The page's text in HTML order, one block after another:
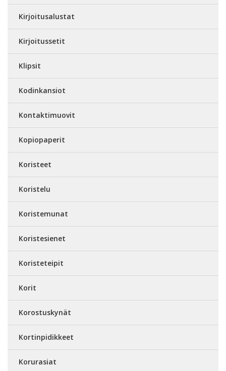
Kirjoitusalustat
Kirjoitussetit
Klipsit
Kodinkansiot
Kontaktimuovit
Kopiopaperit
Koristeet
Koristelu
Koristemunat
Koristesienet
Koristeteipit
Korit
Korostuskynät
Kortinpidikkeet
Korurasiat